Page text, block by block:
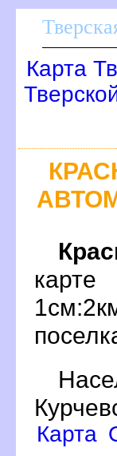
Карта
карте
Карта